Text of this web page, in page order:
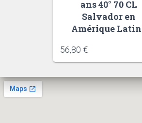
ans 40° 70 CL
Salvador en
Amérique
56,80 €